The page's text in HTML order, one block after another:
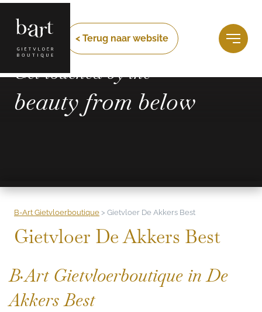
< Terug naar website
Get touched by the
beauty from below
B-Art Gietvloerboutique > Gietvloer De Akkers Best
Gietvloer De Akkers Best
B·Art Gietvloerboutique in De
Akkers Best